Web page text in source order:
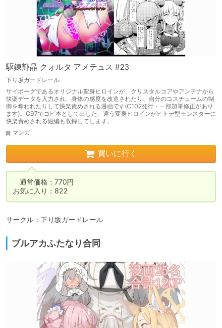
駆錬輝晶 クォルタ アメテュス #23
下り坂ガードレール
サイボーグであるオリジナル変身ヒロインが、クリスタルコアやアンテナから
快楽データを入力され、身体の感度を改造されたり、自分のコスチュームの制
御を奪われたりして快楽責めされる漫画です(C102発行・一部加筆修正があり
ます)。C97でコピ本として出した、違う変身ヒロインがヒトデ型モンスターに
快楽責めされる短編も収録してします。
マンガ
買いに行く
通常価格：770円
お気に入り：822
サークル：下り坂ガードレール
ブルアカふたなり合同